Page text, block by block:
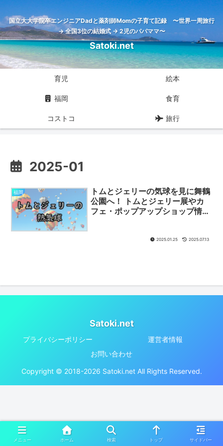
国立大大学院卒エンジニアDadと薬剤師Momの子育て記録 〜世界一周旅行
→ 全国3位の結婚式 → 2児のパパママ〜
Satoki.net
育児 絵本
福岡 食育
コストコ 旅行
2025-01
福岡
トムとジェリーの気球を見に舞鶴
公園へ！ トムとジェリー展やカ
フェ・ポップアップショップ情報
2025.01.25 2025.07.13
Satoki.net
プライバシーポリシー
運営者情報
お問い合わせ
Copyright © 2018-2026 Satoki.net All Rights Reserved.
メニュー ホーム 検索 トップ サイドバー